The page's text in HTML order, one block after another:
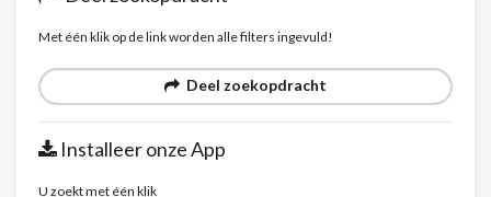
Met één klik op de link worden alle filters ingevuld!
Deel zoekopdracht
Installeer onze App
U zoekt met één klik